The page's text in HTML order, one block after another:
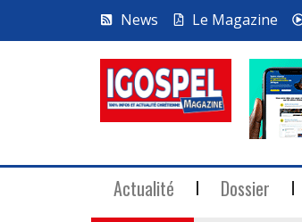
News Le Magazine
Actualité Dossier